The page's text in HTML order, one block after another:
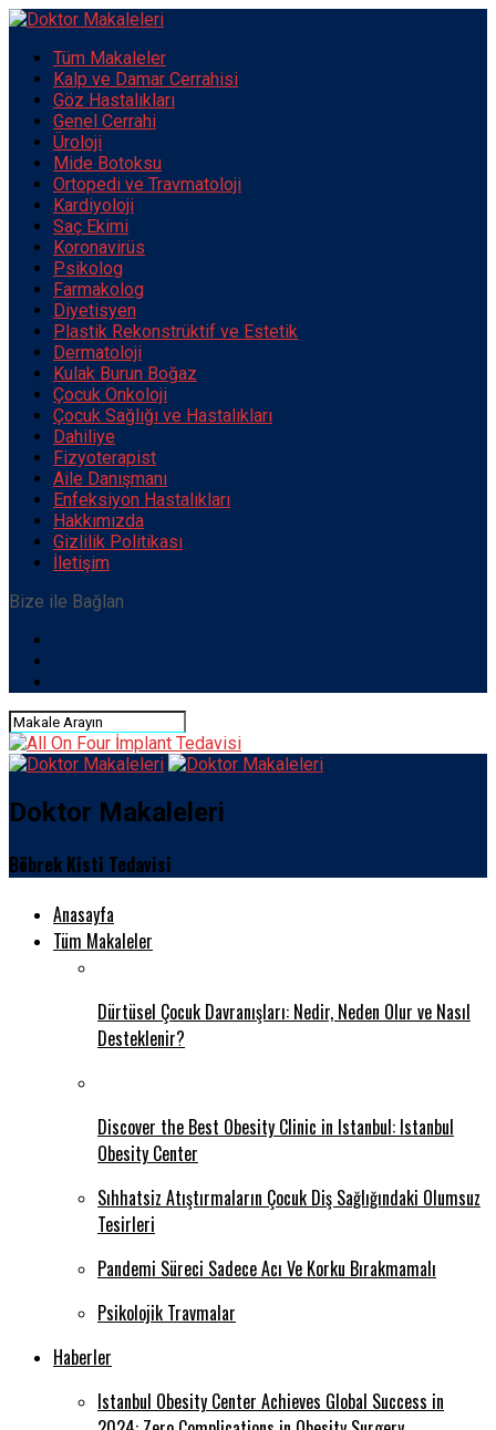
Tüm Makaleler
Kalp ve Damar Cerrahisi
Göz Hastalıkları
Genel Cerrahi
Üroloji
Mide Botoksu
Ortopedi ve Travmatoloji
Kardiyoloji
Saç Ekimi
Koronavirüs
Psikolog
Farmakolog
Diyetisyen
Plastik Rekonstrüktif ve Estetik
Dermatoloji
Kulak Burun Boğaz
Çocuk Onkoloji
Çocuk Sağlığı ve Hastalıkları
Dahiliye
Fizyoterapist
Aile Danışmanı
Enfeksiyon Hastalıkları
Hakkımızda
Gizlilik Politikası
İletişim
Bize ile Bağlan
Doktor Makaleleri
Böbrek Kisti Tedavisi
Anasayfa
Tüm Makaleler
Dürtüsel Çocuk Davranışları: Nedir, Neden Olur ve Nasıl
Desteklenir?
Discover the Best Obesity Clinic in Istanbul: Istanbul
Obesity Center
Sıhhatsiz Atıştırmaların Çocuk Diş Sağlığındaki Olumsuz
Tesirleri
Pandemi Süreci Sadece Acı Ve Korku Bırakmamalı
Psikolojik Travmalar
Haberler
Istanbul Obesity Center Achieves Global Success in